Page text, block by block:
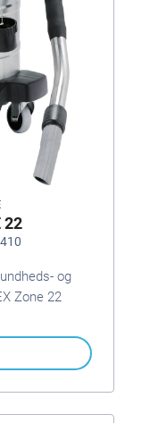
22
og
Zone 22